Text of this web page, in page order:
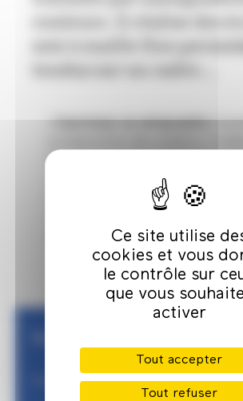
couleurs. Il réalise des
soie à maille fine
tendus sur un cadre...
L’imprimeur en sérigraphie
tendus sur un cadre. À chaque
d’encre colorée correspond un
mailles la forme à imprimer.
Petites annonces
Ce site utilise
cookies et vous
le contrôle sur
que vous
activer
Tout accepter
Tout refuser